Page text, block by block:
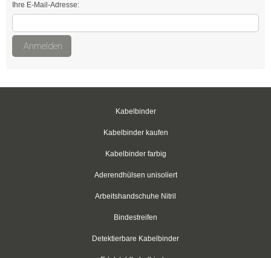
Befestigungsbinder für Bolzen
mit verlängertem Kopf
Kabelbinder mit Befestigungsöse
Kabelbinder mit Beschriftungsfeld
Ihre E-Mail-Adresse:
Anmelden
Kabelbinder
Kabelbinder kaufen
Kabelbinder farbig
Aderendhülsen unisoliert
Arbeitshandschuhe Nitril
Bindestreifen
Detektierbare Kabelbinder